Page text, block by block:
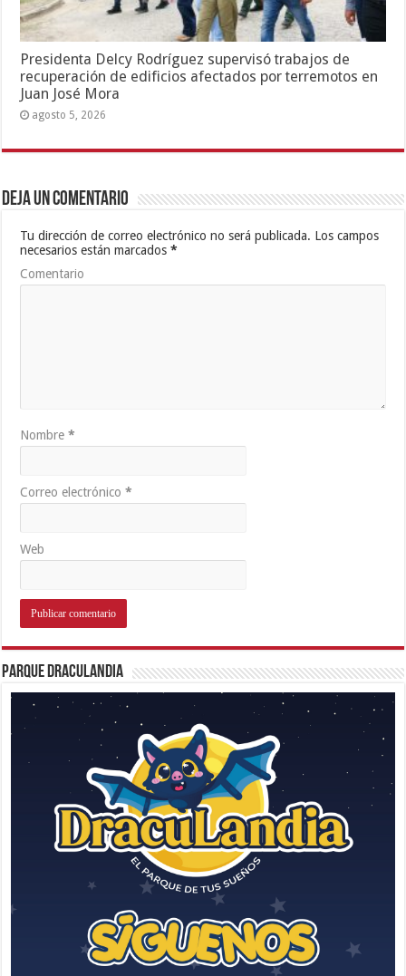
Presidenta Delcy Rodríguez supervisó trabajos de
recuperación de edificios afectados por terremotos en
Juan José Mora
agosto 5, 2026
Deja un comentario
Tu dirección de correo electrónico no será publicada. Los campos
necesarios están marcados*
Comentario
Nombre*
Correo electrónico*
Web
Parque Draculandia